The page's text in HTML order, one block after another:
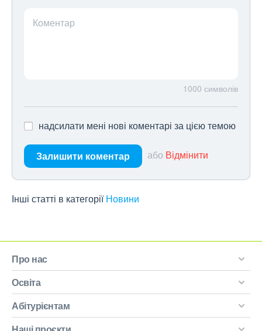
Коментар
1000 символів
надсилати мені нові коментарі за цією темою
Залишити коментар або Відмінити
Інші статті в категорії Новини
Про нас
Освіта
Абітурієнтам